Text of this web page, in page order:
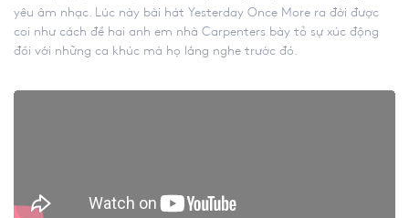
yêu âm nhạc. Lúc này bài hát Yesterday Once More ra đời được
coi như cách để hai anh em nhà Carpenters bày tỏ sự xúc động
đối với những ca khúc mà họ lắng nghe trước đó.